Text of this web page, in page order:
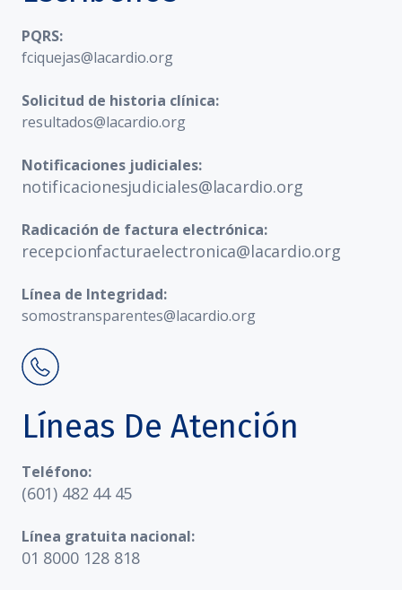
PQRS:
fciquejas@lacardio.org
Solicitud de historia clínica:
resultados@lacardio.org
Notificaciones judiciales:
notificacionesjudiciales@lacardio.org
Radicación de factura electrónica:
recepcionfacturaelectronica@lacardio.org
Línea de Integridad:
somostransparentes@lacardio.org
Líneas De Atención
Teléfono:
(601) 482 44 45
Línea gratuita nacional:
01 8000 128 818